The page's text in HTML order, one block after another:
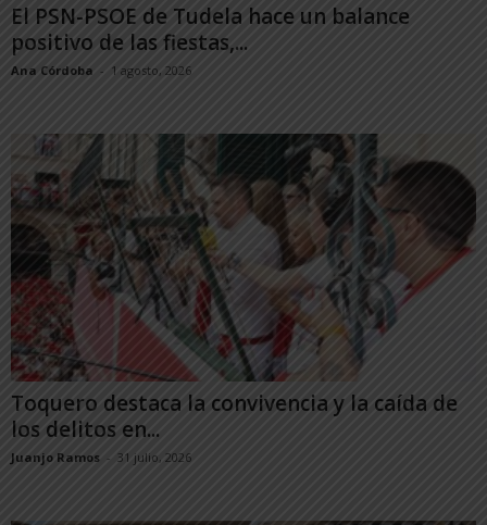
El PSN-PSOE de Tudela hace un balance
positivo de las fiestas,...
Ana Córdoba - 1 agosto, 2026
Toquero destaca la convivencia y la caída de
los delitos en...
Juanjo Ramos - 31 julio, 2026